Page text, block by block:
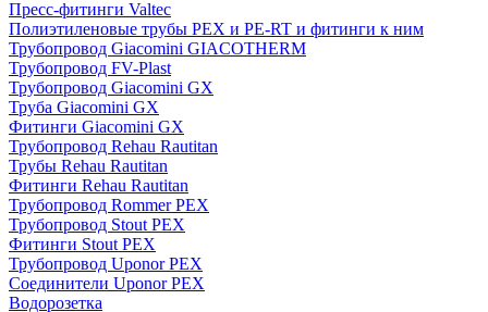
Пресс-фитинги Valtec
Полиэтиленовые трубы PEX и PE-RT и фитинги к ним
Трубопровод Giacomini GIACOTHERM
Трубопровод FV-Plast
Трубопровод Giacomini GX
Труба Giacomini GX
Фитинги Giacomini GX
Трубопровод Rehau Rautitan
Трубы Rehau Rautitan
Фитинги Rehau Rautitan
Трубопровод Rommer PEX
Трубопровод Stout PEX
Фитинги Stout PEX
Трубопровод Uponor PEX
Соединители Uponor PEX
Водорозетка